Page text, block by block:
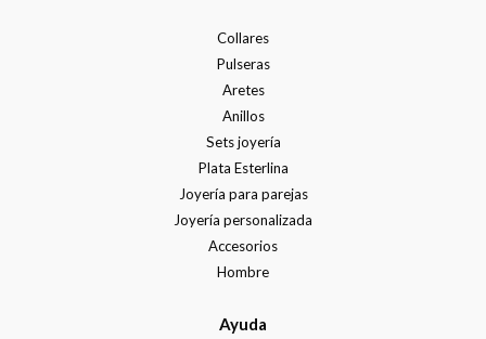
Collares
Pulseras
Aretes
Anillos
Sets joyería
Plata Esterlina
Joyería para parejas
Joyería personalizada
Accesorios
Hombre
Ayuda